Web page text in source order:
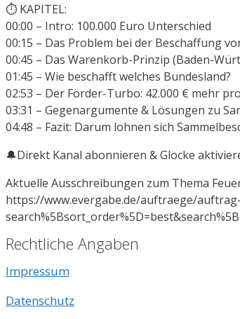
⏱️ KAPITEL:
00:00 – Intro: 100.000 Euro Unterschied
00:15 – Das Problem bei der Beschaffung
00:45 – Das Warenkorb-Prinzip (Baden-
01:45 – Wie beschafft welches Bundesland?
02:53 – Der Förder-Turbo: 42.000 € mehr
03:31 – Gegenargumente & Lösungen zu
04:48 – Fazit: Darum lohnen sich
🔔Direkt Kanal abonnieren & Glocke
Aktuelle Ausschreibungen zum Thema
https://www.evergabe.de/auftraege/
Rechtliche Angaben
Impressum
Datenschutz